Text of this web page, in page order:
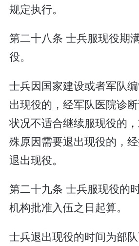
规定执行。
第二十八条 士兵服现役期
役。
士兵因国家建设或者军队
出现役的，经军队医院诊
状况不适合继续服现役的
殊原因需要退出现役的，
退出现役。
第二十九条 士兵服现役的
机构批准入伍之日起算。
士兵退出现役的时间为部